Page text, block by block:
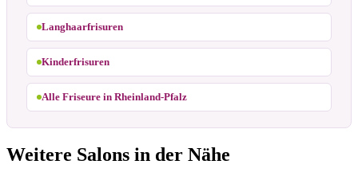
Langhaarfrisuren
Kinderfrisuren
Alle Friseure in Rheinland-Pfalz
Weitere Salons in der Nähe